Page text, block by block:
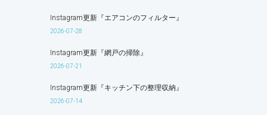
Instagram更新『エアコンのフィルター』
2026-07-28
Instagram更新『網戸の掃除』
2026-07-21
Instagram更新『キッチン下の整理収納』
2026-07-14